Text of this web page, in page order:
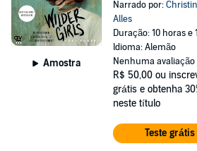
Amostra
Narrado por:
Alles
Duração: 10 horas e
Idioma: Alemão
Nenhuma avaliação
R$ 50,00 ou
grátis e obtenha
neste título
Teste